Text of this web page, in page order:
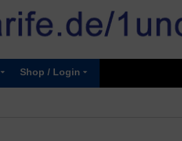
Shop / Login